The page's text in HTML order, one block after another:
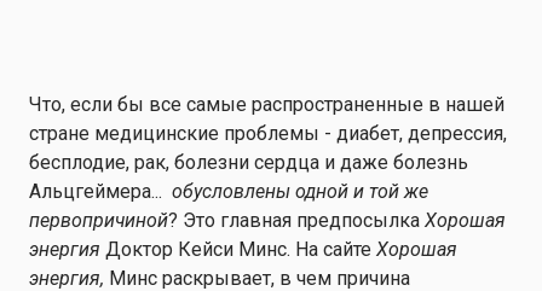
Что, если бы все самые распространенные в нашей
стране медицинские проблемы - диабет, депрессия,
бесплодие, рак, болезни сердца и даже болезнь
Альцгеймера... обусловлены одной и той же
первопричиной? Это главная предпосылка Хорошая
энергия Доктор Кейси Минс. На сайте Хорошая
энергия, Минс раскрывает, в чем причина